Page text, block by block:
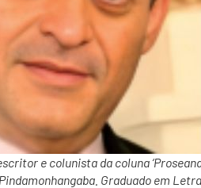
e colunista da coluna
Graduado em